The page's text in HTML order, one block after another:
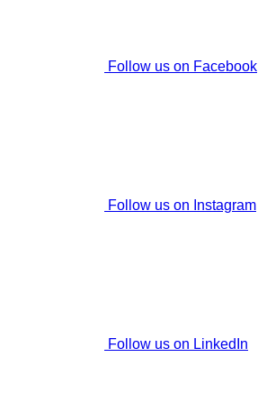
Follow us on Facebook
Follow us on Instagram
Follow us on LinkedIn